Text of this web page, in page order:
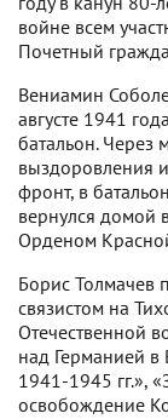
войне всем
Почетный
Вениамин
августе 1941
батальон. Через
выздоровления
фронт, в
вернулся домой
Орденом
Борис Толмачев
связистом на
Отечественной
над Германией в
1941‑1945 гг.»,
освобождение